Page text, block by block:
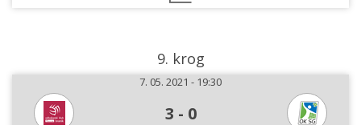
9. krog
7. 05. 2021 - 19:30
3 - 0